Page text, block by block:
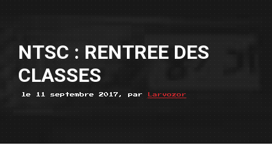
NTSC : RENTREE DES
CLASSES
le 11 septembre 2017, par Larvozor